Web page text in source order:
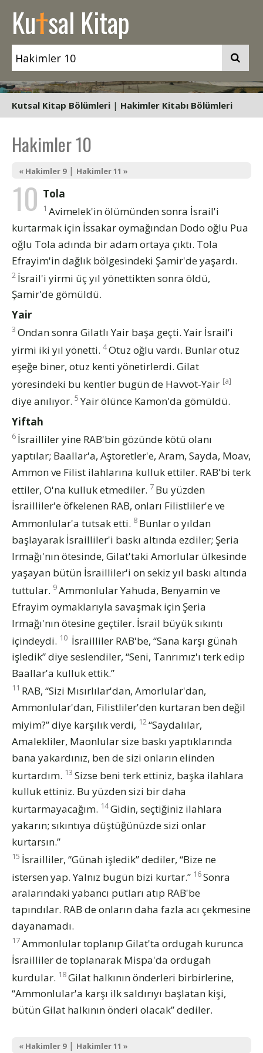
Kutsal Kitap
Kutsal Kitap Bölümleri | Hakimler Kitabı Bölümleri
Hakimler 10
« Hakimler 9| Hakimler 11 »
10 Tola
1 Avimelek'in ölümünden sonra İsrail'i
kurtarmak için İssakar oymağından Dodo oğlu Pua
oğlu Tola adında bir adam ortaya çıktı. Tola
Efrayim'in dağlık bölgesindeki Şamir'de yaşardı.
2 İsrail'i yirmi üç yıl yönettikten sonra öldü,
Şamir'de gömüldü.
Yair
3 Ondan sonra Gilatlı Yair başa geçti. Yair İsrail'i
yirmi iki yıl yönetti. 4Otuz oğlu vardı. Bunlar otuz
eşeğe biner, otuz kenti yönetirlerdi. Gilat
yöresindeki bu kentler bugün de Havvot-Yair [a]
diye anılıyor. 5 Yair ölünce Kamon'da gömüldü.
Yiftah
6 İsrailliler yine RAB'bin gözünde kötü olanı
yaptılar; Baallar'a, Aştoretler'e, Aram, Sayda, Moav,
Ammon ve Filist ilahlarına kulluk ettiler. RAB'bi terk
ettiler, O'na kulluk etmediler. 7 Bu yüzden
İsrailliler'e öfkelenen RAB, onları Filistliler'e ve
Ammonlular'a tutsak etti. 8 Bunlar o yıldan
başlayarak İsrailliler'i baskı altında ezdiler; Şeria
Irmağı'nın ötesinde, Gilat'taki Amorlular ülkesinde
yaşayan bütün İsrailliler'i on sekiz yıl baskı altında
tuttular. 9Ammonlular Yahuda, Benyamin ve
Efrayim oymaklarıyla savaşmak için Şeria
Irmağı'nın ötesine geçtiler. İsrail büyük sıkıntı
içindeydi. 10 İsrailliler RAB'be, “Sana karşı günah
işledik” diye seslendiler, “Seni, Tanrımız'ı terk edip
Baallar'a kulluk ettik.”
11 RAB, “Sizi Mısırlılar'dan, Amorlular'dan,
Ammonlular'dan, Filistliler'den kurtaran ben değil
miyim?” diye karşılık verdi, 12“Saydalılar,
Amalekliler, Maonlular size baskı yaptıklarında
bana yakardınız, ben de sizi onların elinden
kurtardım. 13 Sizse beni terk ettiniz, başka ilahlara
kulluk ettiniz. Bu yüzden sizi bir daha
kurtarmayacağım. 14Gidin, seçtiğiniz ilahlara
yakarın; sıkıntıya düştüğünüzde sizi onlar
kurtarsın.”
15 İsrailliler, “Günah işledik” dediler, “Bize ne
istersen yap. Yalnız bugün bizi kurtar.” 16Sonra
aralarındaki yabancı putları atıp RAB'be
tapındılar. RAB de onların daha fazla acı çekmesine
dayanamadı.
17Ammonlular toplanıp Gilat'ta ordugah kurunca
İsrailliler de toplanarak Mispa'da ordugah
kurdular. 18Gilat halkının önderleri birbirlerine,
“Ammonlular'a karşı ilk saldırıyı başlatan kişi,
bütün Gilat halkının önderi olacak” dediler.
« Hakimler 9| Hakimler 11 »